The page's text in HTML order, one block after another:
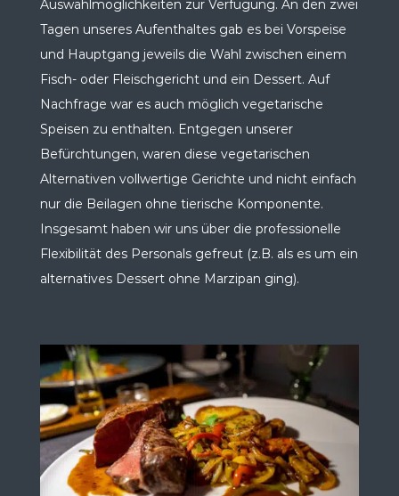
Auswahlmöglichkeiten zur Verfügung. An den zwei
Tagen unseres Aufenthaltes gab es bei Vorspeise
und Hauptgang jeweils die Wahl zwischen einem
Fisch- oder Fleischgericht und ein Dessert. Auf
Nachfrage war es auch möglich vegetarische
Speisen zu enthalten. Entgegen unserer
Befürchtungen, waren diese vegetarischen
Alternativen vollwertige Gerichte und nicht einfach
nur die Beilagen ohne tierische Komponente.
Insgesamt haben wir uns über die professionelle
Flexibilität des Personals gefreut (z.B. als es um ein
alternatives Dessert ohne Marzipan ging).